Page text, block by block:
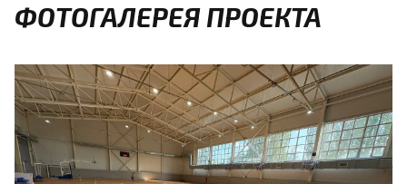
ФОТОГАЛЕРЕЯ ПРОЕКТА